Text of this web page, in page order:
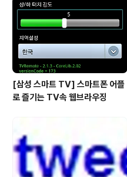
[삼성 스마트 TV] 스마트폰 어플
로 즐기는 TV속 웹브라우징